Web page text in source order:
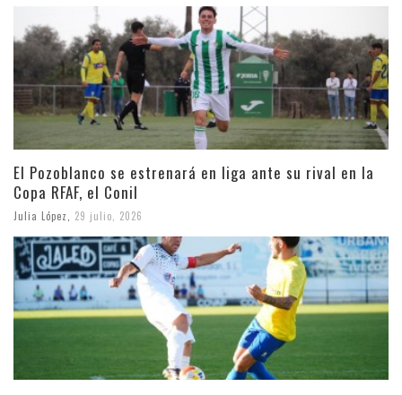
El Pozoblanco se estrenará en liga ante su rival en la
Copa RFAF, el Conil
Julia López 29 julio, 2026